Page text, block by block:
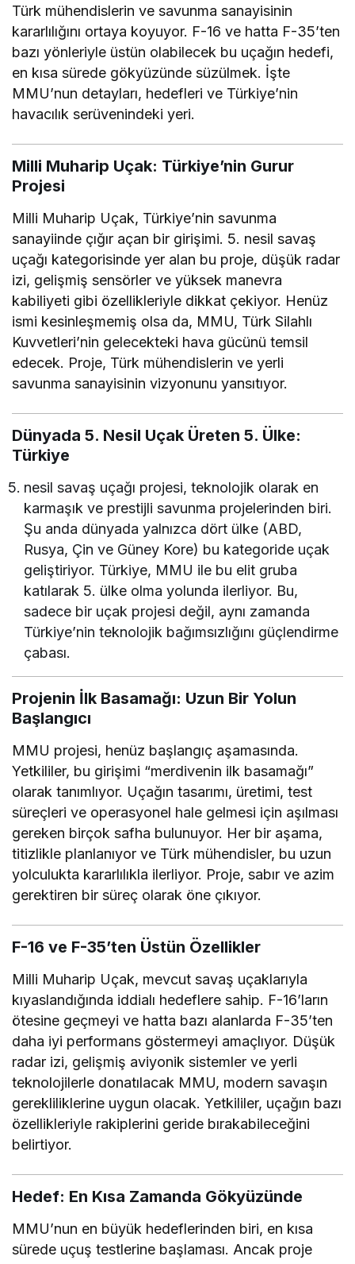
Türk mühendislerin ve savunma sanayisinin
kararlılığını ortaya koyuyor. F-16 ve hatta F-35’ten
bazı yönleriyle üstün olabilecek bu uçağın hedefi,
en kısa sürede gökyüzünde süzülmek. İşte
MMU’nun detayları, hedefleri ve Türkiye’nin
havacılık serüvenindeki yeri.
Milli Muharip Uçak: Türkiye’nin Gurur
Projesi
Milli Muharip Uçak, Türkiye’nin savunma
sanayiinde çığır açan bir girişimi. 5. nesil savaş
uçağı kategorisinde yer alan bu proje, düşük radar
izi, gelişmiş sensörler ve yüksek manevra
kabiliyeti gibi özellikleriyle dikkat çekiyor. Henüz
ismi kesinleşmemiş olsa da, MMU, Türk Silahlı
Kuvvetleri’nin gelecekteki hava gücünü temsil
edecek. Proje, Türk mühendislerin ve yerli
savunma sanayisinin vizyonunu yansıtıyor.
Dünyada 5. Nesil Uçak Üreten 5. Ülke:
Türkiye
nesil savaş uçağı projesi, teknolojik olarak en
karmaşık ve prestijli savunma projelerinden biri.
Şu anda dünyada yalnızca dört ülke (ABD,
Rusya, Çin ve Güney Kore) bu kategoride uçak
geliştiriyor. Türkiye, MMU ile bu elit gruba
katılarak 5. ülke olma yolunda ilerliyor. Bu,
sadece bir uçak projesi değil, aynı zamanda
Türkiye’nin teknolojik bağımsızlığını güçlendirme
çabası.
Projenin İlk Basamağı: Uzun Bir Yolun
Başlangıcı
MMU projesi, henüz başlangıç aşamasında.
Yetkililer, bu girişimi “merdivenin ilk basamağı”
olarak tanımlıyor. Uçağın tasarımı, üretimi, test
süreçleri ve operasyonel hale gelmesi için aşılması
gereken birçok safha bulunuyor. Her bir aşama,
titizlikle planlanıyor ve Türk mühendisler, bu uzun
yolculukta kararlılıkla ilerliyor. Proje, sabır ve azim
gerektiren bir süreç olarak öne çıkıyor.
F-16 ve F-35’ten Üstün Özellikler
Milli Muharip Uçak, mevcut savaş uçaklarıyla
kıyaslandığında iddialı hedeflere sahip. F-16’ların
ötesine geçmeyi ve hatta bazı alanlarda F-35’ten
daha iyi performans göstermeyi amaçlıyor. Düşük
radar izi, gelişmiş aviyonik sistemler ve yerli
teknolojilerle donatılacak MMU, modern savaşın
gerekliliklerine uygun olacak. Yetkililer, uçağın bazı
özellikleriyle rakiplerini geride bırakabileceğini
belirtiyor.
Hedef: En Kısa Zamanda Gökyüzünde
MMU’nun en büyük hedeflerinden biri, en kısa
sürede uçuş testlerine başlaması. Ancak proje